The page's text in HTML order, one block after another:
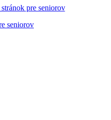
pre seniorov